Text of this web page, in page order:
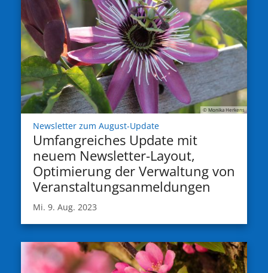
© Monika Herkens
Newsletter zum August-Update:
Umfangreiches Update mit
neuem Newsletter-Layout,
Optimierung der Verwaltung von
Veranstaltungsanmeldungen
Mi. 9. Aug. 2023